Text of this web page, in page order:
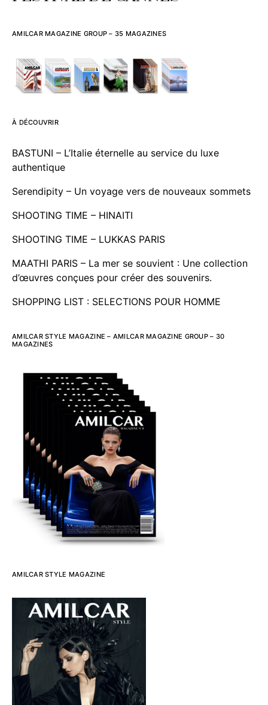
AMILCAR MAGAZINE GROUP – 35 MAGAZINES
À DÉCOUVRIR
BASTUNI – L’Italie éternelle au service du luxe
authentique
Serendipity – Un voyage vers de nouveaux sommets
SHOOTING TIME – HINAITI
SHOOTING TIME – LUKKAS PARIS
MAATHI PARIS – La mer se souvient : Une collection
d’œuvres conçues pour créer des souvenirs.
SHOPPING LIST : SELECTIONS POUR HOMME
AMILCAR STYLE MAGAZINE – AMILCAR MAGAZINE GROUP – 30
MAGAZINES
AMILCAR STYLE MAGAZINE